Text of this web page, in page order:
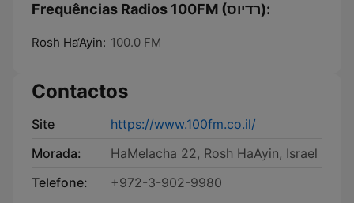
Frequências Radios 100FM (רדיוס):
Rosh Ha‘Ayin: 100.0 FM
Contactos
Site
https://www.100fm.co.il/
Morada:
HaMelacha 22, Rosh HaAyin, Israel
Telefone:
+972-3-902-9980